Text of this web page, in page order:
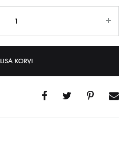
LISA KORVI